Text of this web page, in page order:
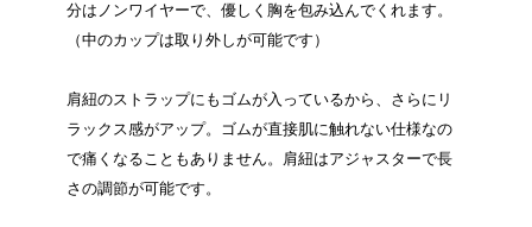
分はノンワイヤーで、優しく胸を包み込んでくれます。
（中のカップは取り外しが可能です）
肩紐のストラップにもゴムが入っているから、さらにリ
ラックス感がアップ。ゴムが直接肌に触れない仕様なの
で痛くなることもありません。肩紐はアジャスターで長
さの調節が可能です。